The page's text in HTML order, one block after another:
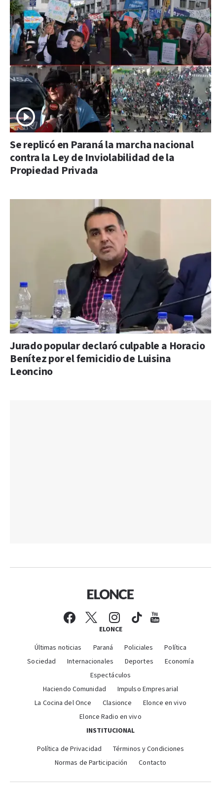
Se replicó en Paraná la marcha nacional
contra la Ley de Inviolabilidad de la
Propiedad Privada
Jurado popular declaró culpable a Horacio
Benítez por el femicidio de Luisina
Leoncino
ELONCE
Últimas noticias Paraná Policiales
Política
Sociedad
Internacionales Deportes
Economía
Espectáculos
Haciendo Comunidad
Impulso Empresarial
La Cocina del Once
Clasionce
Elonce en vivo
Elonce Radio en vivo
INSTITUCIONAL
Política de Privacidad
Términos y Condiciones
Normas de Participación
Contacto